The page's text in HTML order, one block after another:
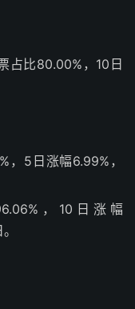
占比80.00%，10日
，5日涨幅6.99%，
，10日涨幅